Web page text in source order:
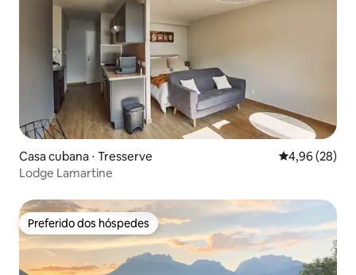
Casa cubana ⋅ Tresserve 4,96 de uma
4,96 (28)
Lodge Lamartine
Preferido dos hóspedes
Preferido dos hóspedes